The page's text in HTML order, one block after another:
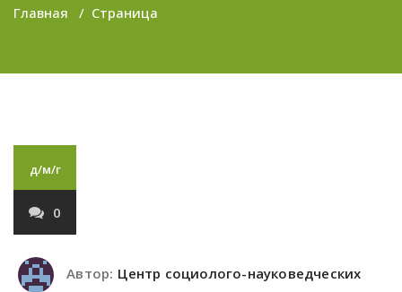
Главная / Страница
д/м/г
0
Автор: Центр социолого-науковедческих